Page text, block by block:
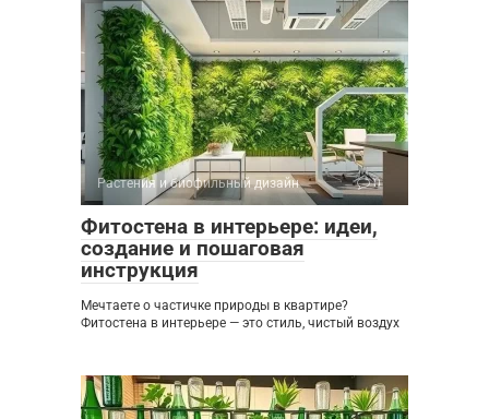
Растения и биофильный дизайн 0
Фитостена в интерьере: идеи,
создание и пошаговая
инструкция
Мечтаете о частичке природы в квартире?
Фитостена в интерьере — это стиль, чистый воздух